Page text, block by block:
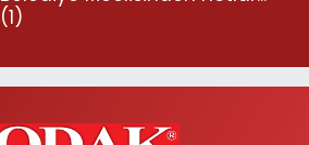
(1)